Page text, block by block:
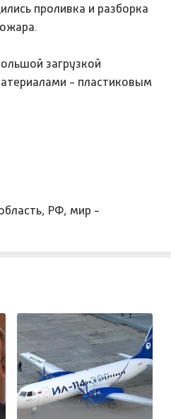
проливка и разборка
загрузкой
- пластиковым
РФ, мир -